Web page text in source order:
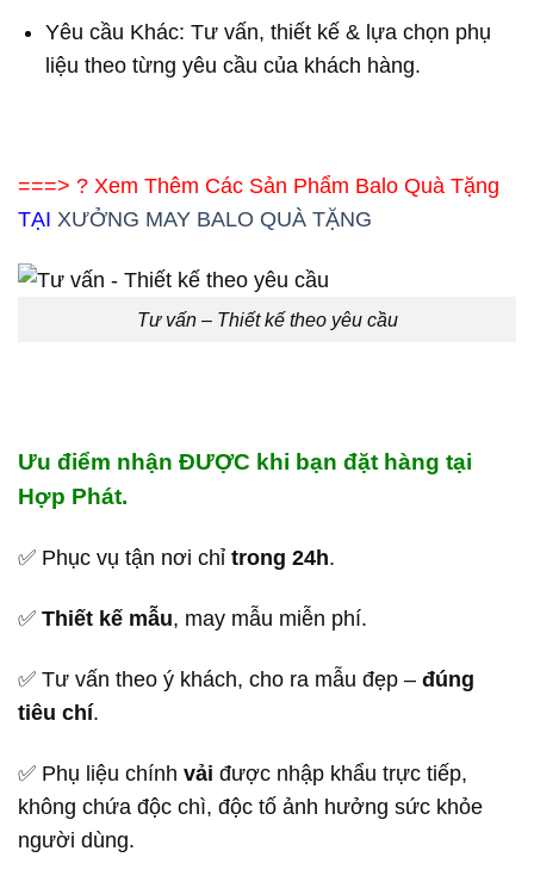
Yêu cầu Khác: Tư vấn, thiết kế & lựa chọn phụ
liệu theo từng yêu cầu của khách hàng.
===> ? Xem Thêm Các Sản Phẩm Balo Quà Tặng
TẠI XƯỞNG MAY BALO QUÀ TẶNG
Tư vấn – Thiết kế theo yêu cầu
Ưu điểm nhận ĐƯỢC khi bạn đặt hàng tại
Hợp Phát.
✅ Phục vụ tận nơi chỉ trong 24h.
✅ Thiết kế mẫu, may mẫu miễn phí.
✅ Tư vấn theo ý khách, cho ra mẫu đẹp – đúng
tiêu chí.
✅ Phụ liệu chính vải được nhập khẩu trực tiếp,
không chứa độc chì, độc tố ảnh hưởng sức khỏe
người dùng.